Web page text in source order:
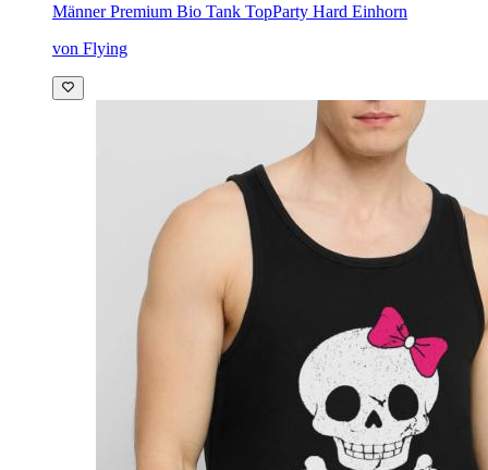
Männer Premium Bio Tank TopParty Hard Einhorn
von Flying